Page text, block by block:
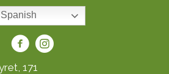
171